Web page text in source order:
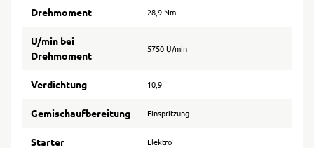
Drehmoment 28,9 Nm
U/min bei
Drehmoment
5750 U/min
Verdichtung 10,9
Gemischaufbereitung Einspritzung
Starter Elektro